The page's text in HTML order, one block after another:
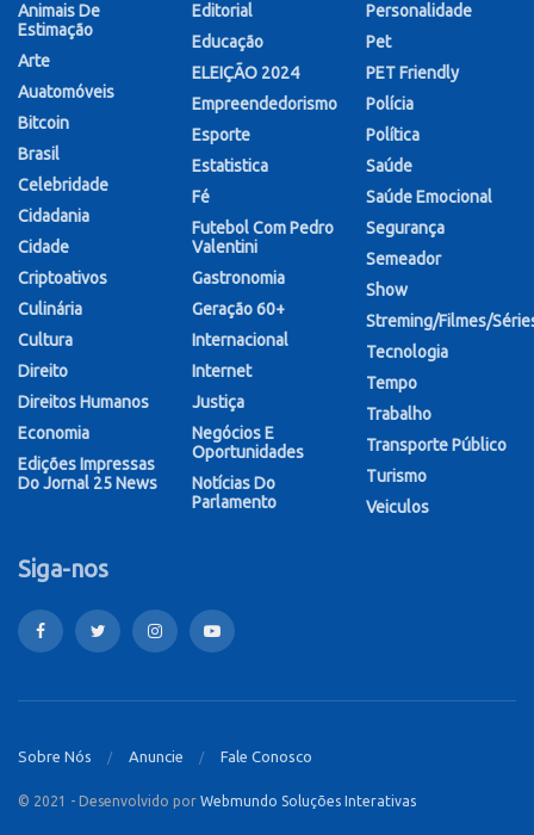
Animais De
Estimação
Arte
Auatomóveis
Bitcoin
Brasil
Celebridade
Cidadania
Cidade
Criptoativos
Culinária
Cultura
Direito
Direitos Humanos
Economia
Edições Impressas
Do Jornal 25 News
Editorial
Educação
ELEIÇÃO 2024
Empreendedorismo
Esporte
Estatistica
Fé
Futebol Com Pedro
Valentini
Gastronomia
Geração 60+
Internacional
Internet
Justiça
Negócios E
Oportunidades
Notícias Do
Parlamento
Personalidade
Pet
PET Friendly
Polícia
Política
Saúde
Saúde Emocional
Segurança
Semeador
Show
Streming/Filmes/
Tecnologia
Tempo
Trabalho
Transporte Público
Turismo
Veiculos
Siga-nos
Sobre Nós Anuncie Fale Conosco
© 2021 - Desenvolvido por Webmundo Soluções Interativas